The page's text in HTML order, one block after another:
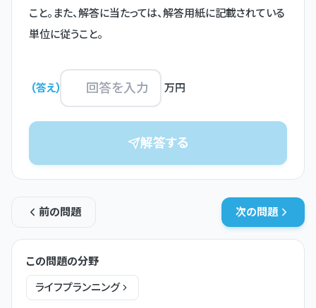
こと。また、解答に当たっては、解答用紙に記載されている
単位に従うこと。
(答え) 万円
解答する
前の問題 次の問題
この問題の分野
ライフプランニング